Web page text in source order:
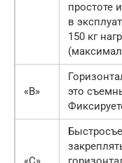
простоте
в
150 кг
«B»
это